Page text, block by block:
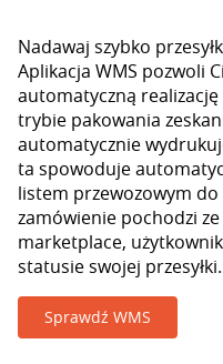
Nadawaj szybko
Aplikacja WMS pozwoli
automatyczną realizację
trybie pakowania
automatycznie
ta spowoduje
listem przewozowym do
zamówienie pochodzi
marketplace,
statusie swojej przesyłki.
Sprawdź WMS